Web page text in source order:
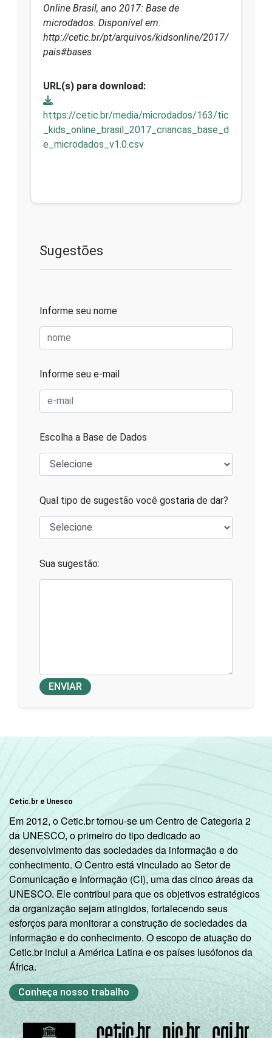
Online Brasil, ano 2017: Base de
microdados. Disponível em:
http://cetic.br/pt/arquivos/kidsonline/2017/
pais#bases
URL(s) para download:
https://cetic.br/media/microdados/163/tic
_kids_online_brasil_2017_criancas_base_d
e_microdados_v1.0.csv
Sugestões
Informe seu nome
Informe seu e-mail
Escolha a Base de Dados
Qual tipo de sugestão você gostaria de dar?
Sua sugestão:
ENVIAR
Cetic.br e Unesco
Em 2012, o Cetic.br tornou-se um Centro de Categoria 2
da UNESCO, o primeiro do tipo dedicado ao
desenvolvimento das sociedades da informação e do
conhecimento. O Centro está vinculado ao Setor de
Comunicação e Informação (CI), uma das cinco áreas da
UNESCO. Ele contribui para que os objetivos estratégicos
da organização sejam atingidos, fortalecendo seus
esforços para monitorar a construção de sociedades da
informação e do conhecimento. O escopo de atuação do
Cetic.br inclui a América Latina e os países lusófonos da
África.
Conheça nosso trabalho